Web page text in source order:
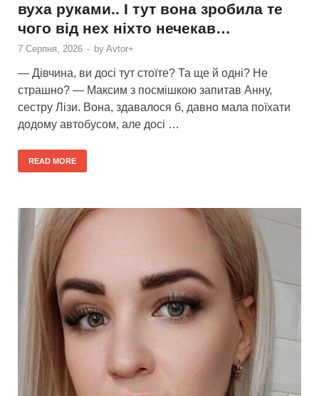
вуха руками.. І тут вона зробила те
чого від нех ніхто нечекав…
7 Серпня, 2026 - by Avtor+
— Дівчина, ви досі тут стоїте? Та ще й одні? Не
страшно? — Максим з посмішкою запитав Анну,
сестру Лізи. Вона, здавалося б, давно мала поїхати
додому автобусом, але досі …
READ MORE